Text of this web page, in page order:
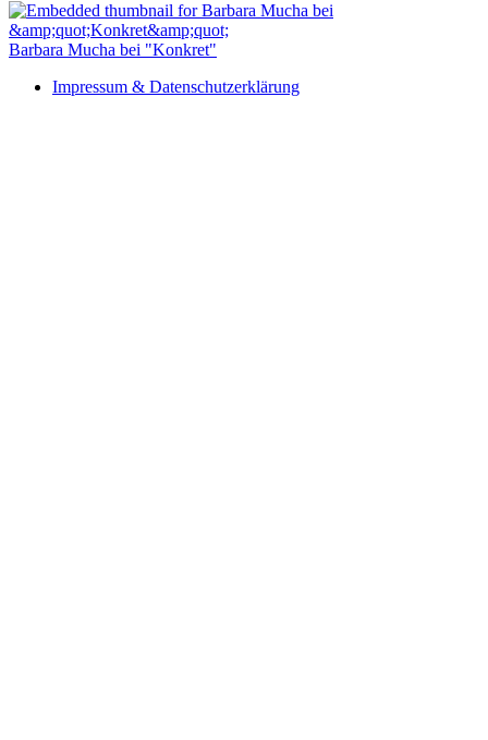
Barbara Mucha bei "Konkret"
Impressum & Datenschutzerklärung